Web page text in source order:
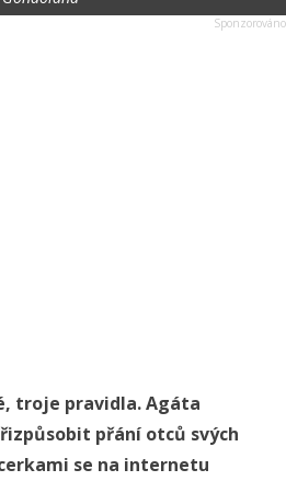
troje pravidla. Agáta
přání otců svých
se na internetu